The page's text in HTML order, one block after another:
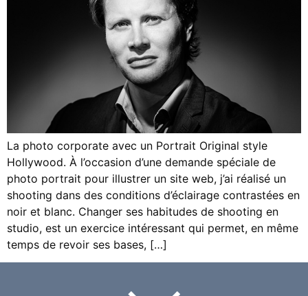
La photo corporate avec un Portrait Original style
Hollywood. À l’occasion d’une demande spéciale de
photo portrait pour illustrer un site web, j’ai réalisé un
shooting dans des conditions d’éclairage contrastées en
noir et blanc. Changer ses habitudes de shooting en
studio, est un exercice intéressant qui permet, en même
temps de revoir ses bases, […]